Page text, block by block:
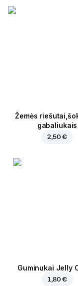
Žemės
gabaliukais
2,50 €
Guminukai Jelly
1,80 €